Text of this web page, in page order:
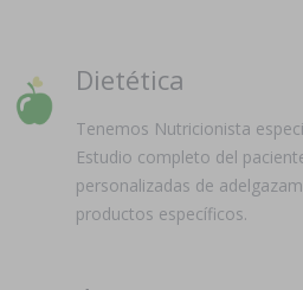
Dietética
Tenemos Nutricionista
Estudio completo del
personalizadas de
productos específicos.